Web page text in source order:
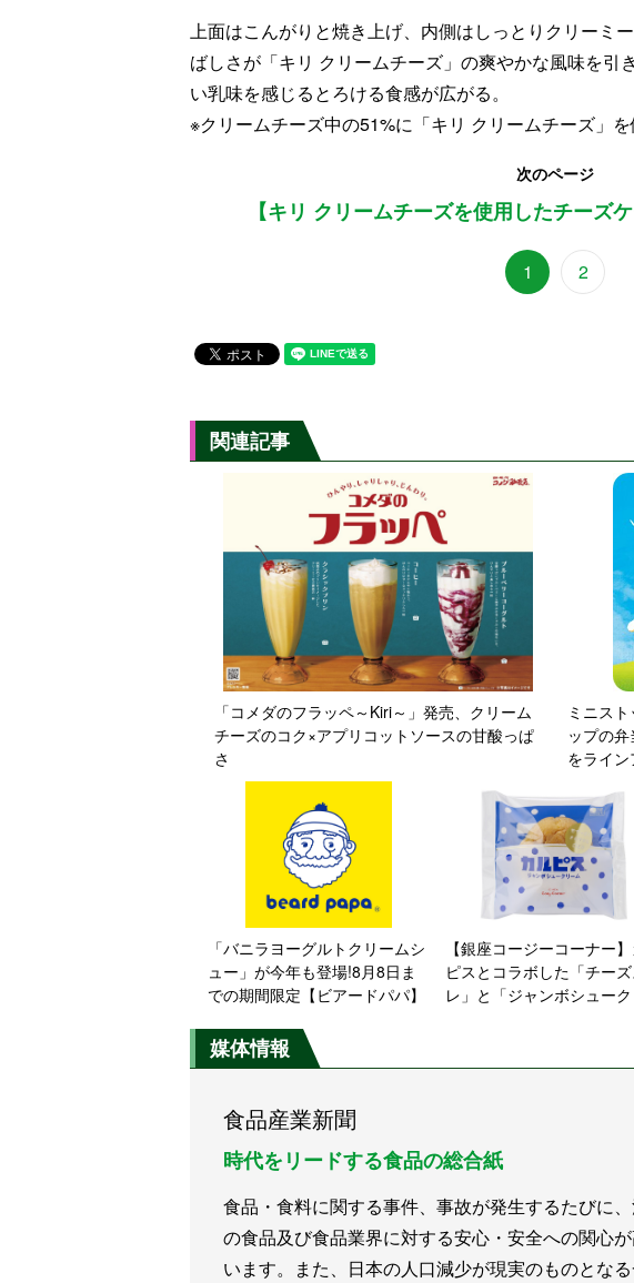
上面はこんがりと焼き上げ、内側はしっとりクリーミ
ばしさが「キリ クリームチーズ」の爽やかな風味を引
い乳味を感じるとろける食感が広がる。
※クリームチーズ中の51%に「キリ クリームチーズ」を
次のページ
【キリ クリームチーズを使用したチーズ
1 2
関連記事
「コメダのフラッペ～Kiri～」発売、クリーム
チーズのコク×アプリコットソースの甘酸っぱ
さ
ミニス
ップの
をライ
「バニラヨーグルトクリームシ
ュー」が今年も登場!8月8日ま
での期間限定【ビアードパパ】
【銀座コージーコーナー
ピスとコラボした「チー
レ」と「ジャンボシュー
媒体情報
食品産業新聞
時代をリードする食品の総合紙
食品・食料に関する事件、事故が発生するたびに
の食品及び食品業界に対する安心・安全への関心
います。また、日本の人口減少が現実のものとなる